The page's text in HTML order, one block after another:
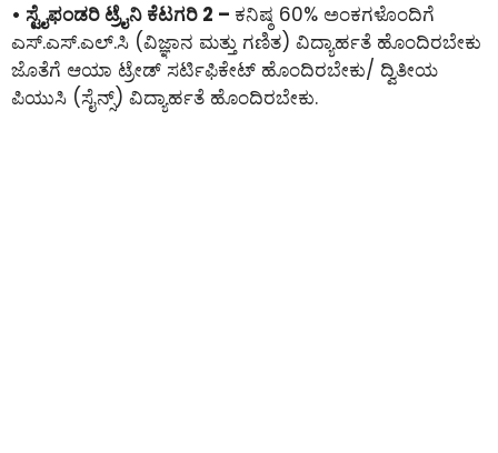
• ಸ್ಟೈಫಂಡರಿ ಟ್ರೈನಿ ಕೆಟಗರಿ 2 – ಕನಿಷ್ಠ 60% ಅಂಕಗಳೊಂದಿಗೆ
ಎಸ್.ಎಸ್.ಎಲ್.ಸಿ (ವಿಜ್ಞಾನ ಮತ್ತು ಗಣಿತ) ವಿದ್ಯಾರ್ಹತೆ ಹೊಂದಿರಬೇಕು
ಜೊತೆಗೆ ಆಯಾ ಟ್ರೇಡ್ ಸರ್ಟಿಫಿಕೇಟ್ ಹೊಂದಿರಬೇಕು/ ದ್ವಿತೀಯ
ಪಿಯುಸಿ (ಸೈನ್ಸ್) ವಿದ್ಯಾರ್ಹತೆ ಹೊಂದಿರಬೇಕು.